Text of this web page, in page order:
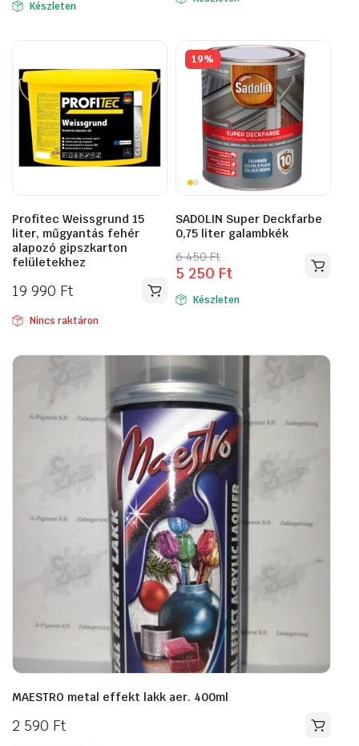
Készleten
Profitec Weissgrund 15
liter, műgyantás fehér
alapozó gipszkarton
felületekhez
19 990 Ft
Nincs raktáron
19%
SADOLIN Super Deckfarbe
0,75 liter galambkék
6 450Ft
Original
price
was:
5 250 Ft
Current
price
is: Készleten
MAESTRO metal effekt lakk aer. 400ml
2 590 Ft